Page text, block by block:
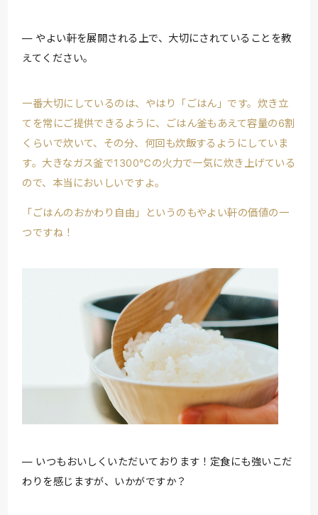
やよい軒を展開される上で、大切にされていることを教
えてください。
一番大切にしているのは、やはり「ごはん」です。炊き立
てを常にご提供できるように、ごはん釜もあえて容量の6割
くらいで炊いて、その分、何回も炊飯するようにしていま
す。大きなガス釜で1300℃の火力で一気に炊き上げている
ので、本当においしいですよ。
「ごはんのおかわり自由」というのもやよい軒の価値の一
つですね！
いつもおいしくいただいております！定食にも強いこだ
わりを感じますが、いかがですか？